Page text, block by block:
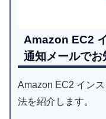
Amazon EC2
通知メールでお
Amazon EC2 イン
法を紹介します。